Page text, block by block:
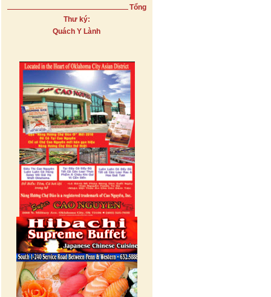
Tổng
Thư ký:
Quách Y Lành